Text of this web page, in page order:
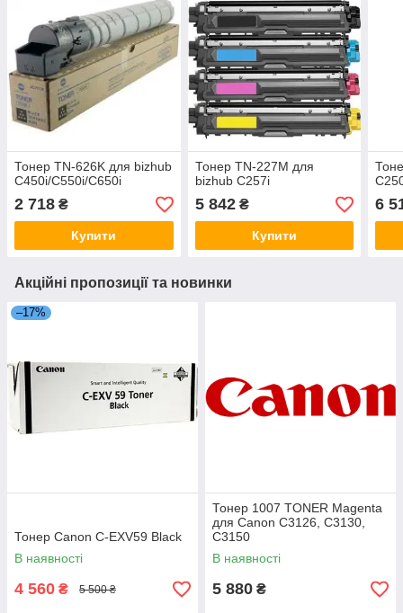
Тонер TN-626K для bizhub
C450i/C550i/C650i
2 718 ₴
Купити
Тонер TN-227M для
bizhub C257i
5 842₴
Купити
6
Акційні пропозиції та новинки
–17%
Тонер Canon C-EXV59 Black
В наявності
4 560 ₴ 5 500 ₴
Тонер 1007 TONER Magenta
для Canon C3126, C3130,
C3150
В наявності
5 880 ₴